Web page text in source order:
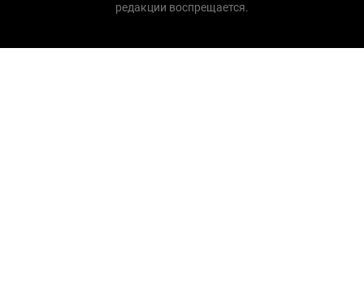
редакции воспрещается.